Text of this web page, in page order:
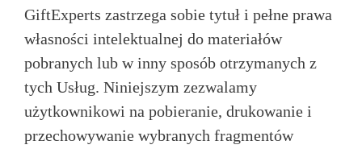
GiftExperts zastrzega sobie tytuł i pełne prawa
własności intelektualnej do materiałów
pobranych lub w inny sposób otrzymanych z
tych Usług. Niniejszym zezwalamy
użytkownikowi na pobieranie, drukowanie i
przechowywanie wybranych fragmentów